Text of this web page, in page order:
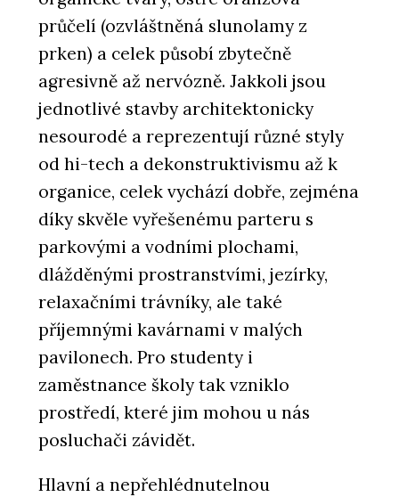
průčelí (ozvláštněná slunolamy z
prken) a celek působí zbytečně
agresivně až nervózně. Jakkoli jsou
jednotlivé stavby architektonicky
nesourodé a reprezentují různé styly
od hi-tech a dekonstruktivismu až k
organice, celek vychází dobře, zejména
díky skvěle vyřešenému parteru s
parkovými a vodními plochami,
dlážděnými prostranstvími, jezírky,
relaxačními trávníky, ale také
příjemnými kavárnami v malých
pavilonech. Pro studenty i
zaměstnance školy tak vzniklo
prostředí, které jim mohou u nás
posluchači závidět.
Hlavní a nepřehlédnutelnou